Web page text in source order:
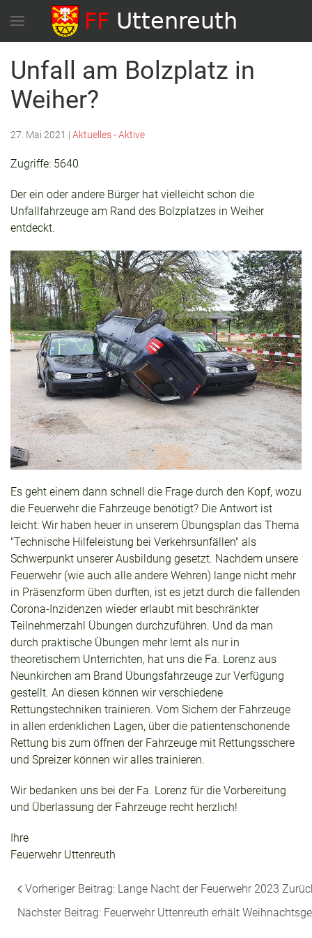
Unfall am Bolzplatz in
Weiher?
27. Mai 2021 | Aktuelles - Aktive
Zugriffe: 5640
Der ein oder andere Bürger hat vielleicht schon die
Unfallfahrzeuge am Rand des Bolzplatzes in Weiher
entdeckt.
Es geht einem dann schnell die Frage durch den Kopf, wozu
die Feuerwehr die Fahrzeuge benötigt? Die Antwort ist
leicht: Wir haben heuer in unserem Übungsplan das Thema
"Technische Hilfeleistung bei Verkehrsunfällen" als
Schwerpunkt unserer Ausbildung gesetzt. Nachdem unsere
Feuerwehr (wie auch alle andere Wehren) lange nicht mehr
in Präsenzform üben durften, ist es jetzt durch die fallenden
Corona-Inzidenzen wieder erlaubt mit beschränkter
Teilnehmerzahl Übungen durchzuführen. Und da man
durch praktische Übungen mehr lernt als nur in
theoretischem Unterrichten, hat uns die Fa. Lorenz aus
Neunkirchen am Brand Übungsfahrzeuge zur Verfügung
gestellt. An diesen können wir verschiedene
Rettungstechniken trainieren. Vom Sichern der Fahrzeuge
in allen erdenklichen Lagen, über die patientenschonende
Rettung bis zum öffnen der Fahrzeuge mit Rettungsschere
und Spreizer können wir alles trainieren.
Wir bedanken uns bei der Fa. Lorenz für die Vorbereitung
und Überlassung der Fahrzeuge recht herzlich!
Ihre
Feuerwehr Uttenreuth
Vorheriger Beitrag: Lange Nacht der Feuerwehr 2023
Nächster Beitrag: Feuerwehr Uttenreuth erhält